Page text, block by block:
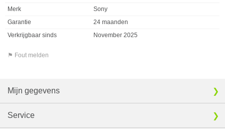
Merk
Sony
Garantie
24 maanden
Verkrijgbaar sinds
November 2025
⚑ Fout melden
Mijn gegevens
Service